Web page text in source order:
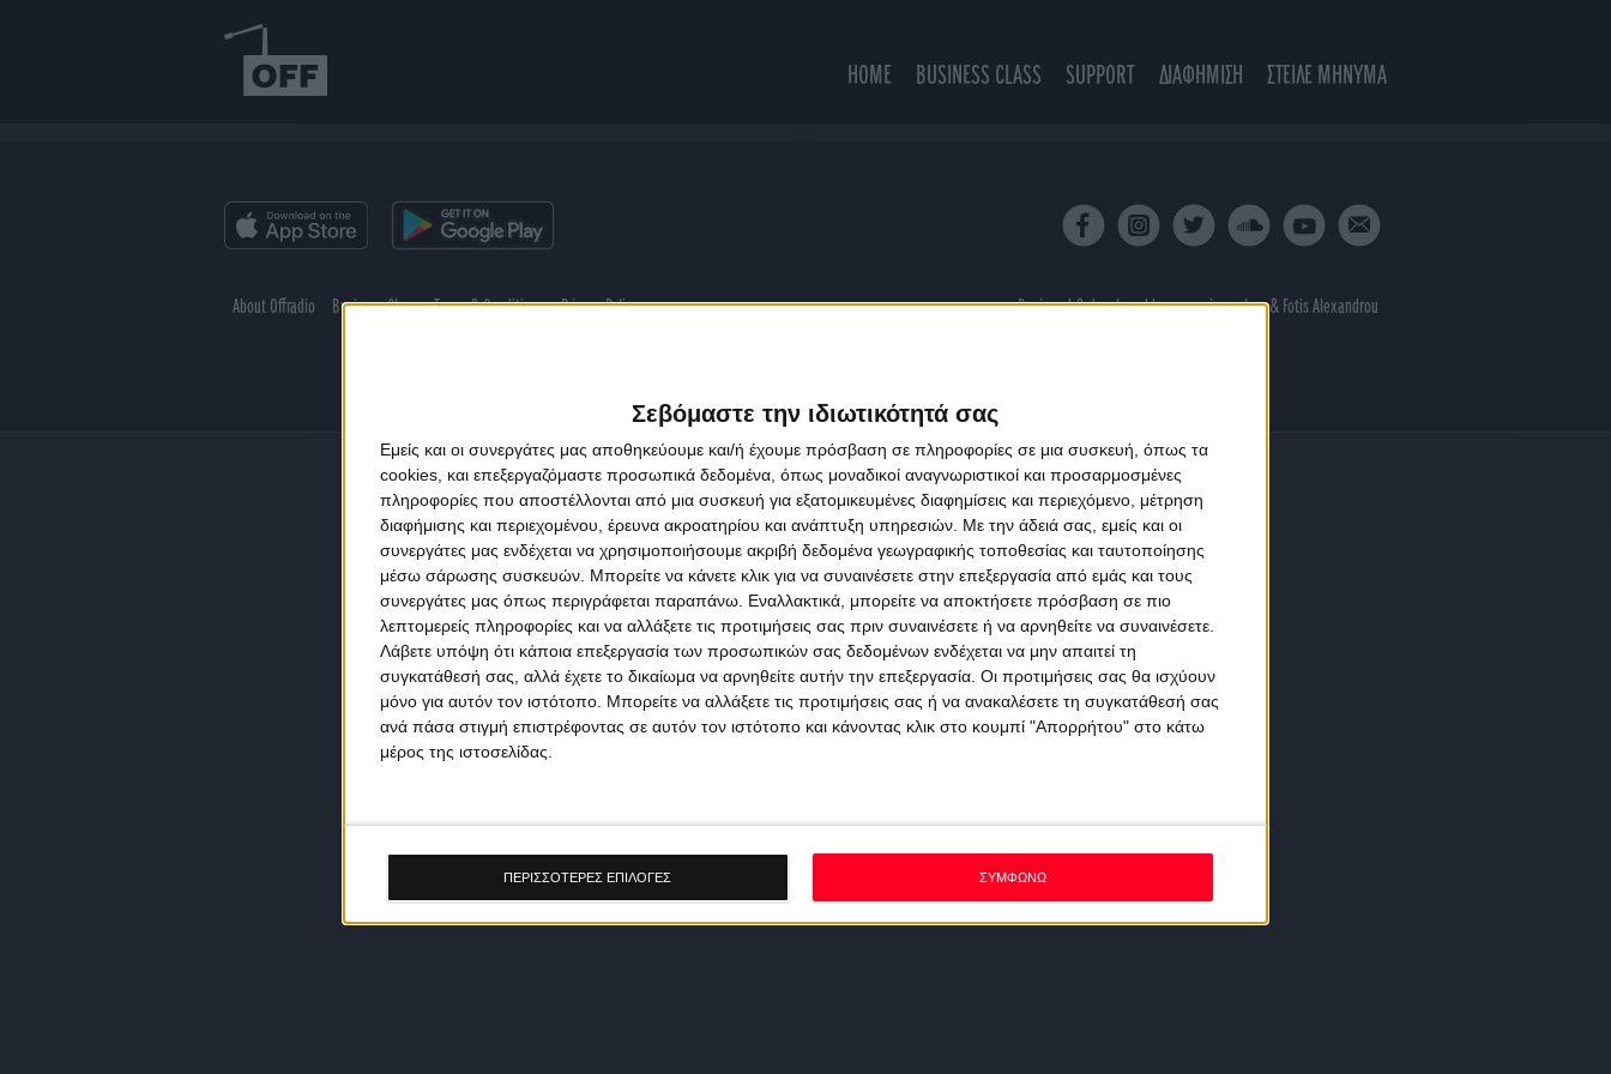
Σεβόμαστε την ιδιωτικότητά σας
Εμείς και οι συνεργάτες μας αποθηκεύουμε και/ή έχουμε πρόσβαση σε πληροφορίες σε μια συσκευή, όπως τα
cookies, και επεξεργαζόμαστε προσωπικά δεδομένα, όπως μοναδικοί αναγνωριστικοί και προσαρμοσμένες
πληροφορίες που αποστέλλονται από μια συσκευή για εξατομικευμένες διαφημίσεις και περιεχόμενο, μέτρηση
διαφήμισης και περιεχομένου, έρευνα ακροατηρίου και ανάπτυξη υπηρεσιών. Με την άδειά σας, εμείς και οι
συνεργάτες μας ενδέχεται να χρησιμοποιήσουμε ακριβή δεδομένα γεωγραφικής τοποθεσίας και ταυτοποίησης
μέσω σάρωσης συσκευών. Μπορείτε να κάνετε κλικ για να συναινέσετε στην επεξεργασία από εμάς και τους
συνεργάτες μας όπως περιγράφεται παραπάνω. Εναλλακτικά, μπορείτε να αποκτήσετε πρόσβαση σε πιο
λεπτομερείς πληροφορίες και να αλλάξετε τις προτιμήσεις σας πριν συναινέσετε ή να αρνηθείτε να συναινέσετε.
Λάβετε υπόψη ότι κάποια επεξεργασία των προσωπικών σας δεδομένων ενδέχεται να μην απαιτεί τη
συγκατάθεσή σας, αλλά έχετε το δικαίωμα να αρνηθείτε αυτήν την επεξεργασία. Οι προτιμήσεις σας θα ισχύουν
μόνο για αυτόν τον ιστότοπο. Μπορείτε να αλλάξετε τις προτιμήσεις σας ή να ανακαλέσετε τη συγκατάθεσή σας
ανά πάσα στιγμή επιστρέφοντας σε αυτόν τον ιστότοπο και κάνοντας κλικ στο κουμπί "Απορρήτου" στο κάτω
μέρος της ιστοσελίδας.
ΠΕΡΙΣΣΟΤΕΡΕΣ ΕΠΙΛΟΓΕΣ ΣΥΜΦΩΝΩ
HOME BUSINESS CLASS SUPPORT ΔΙΑΦΗΜΙΣΗ ΣΤΕΙΛΕ ΜΗΝΥΜΑ
About Offradio Business Class Terms & Conditions Privacy Policy Designed & developed byporcupine colors& Fotis Alexandrou